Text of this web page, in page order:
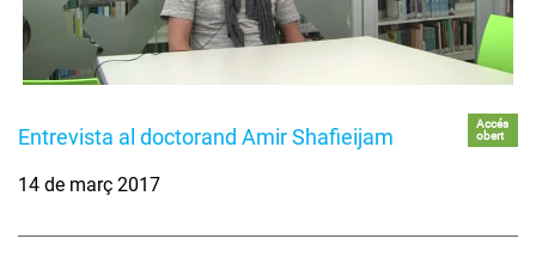
Entrevista al doctorand Amir Shafieijam
Accés
obert
14 de març 2017